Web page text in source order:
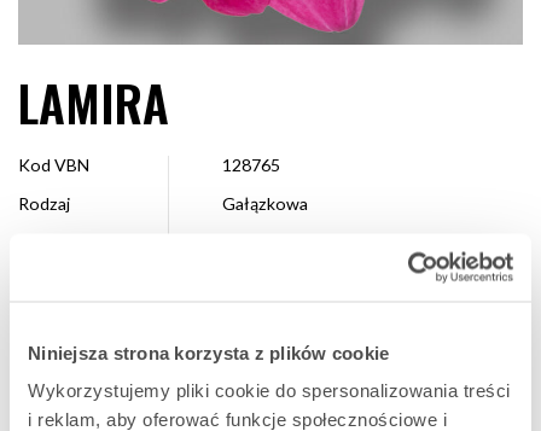
Niniejsza strona korzysta z plików cookie
Wykorzystujemy pliki cookie do spersonalizowania treści
i reklam, aby oferować funkcje społecznościowe i
LAMIRA
Kod VBN
128765
Rodzaj
Gałązkowa
Hodowca
Dümmen Orange
Dostępne
Cały sezon